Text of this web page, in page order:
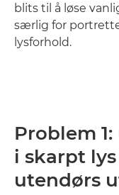
blits til å løse
særlig for
lysforhold.
Problem
i skarpt
utendørs